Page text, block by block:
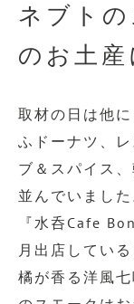
ネブト
のお土産
取材の日は他
ふドーナツ、
ブ＆スパイス
並んでいました
『水呑Cafe
月出店してい
橘が香る洋風